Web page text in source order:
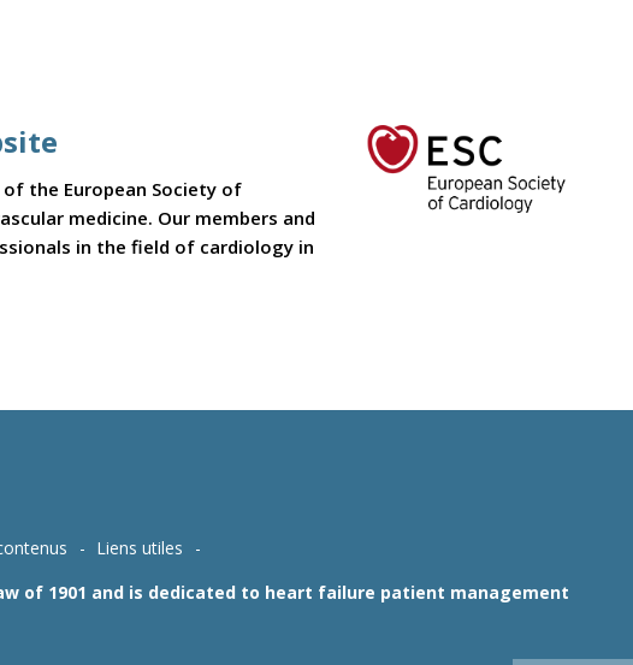
the European Society of
medicine. Our members and
in the field of cardiology in
Liens utiles
of 1901 and is dedicated to heart failure patient management